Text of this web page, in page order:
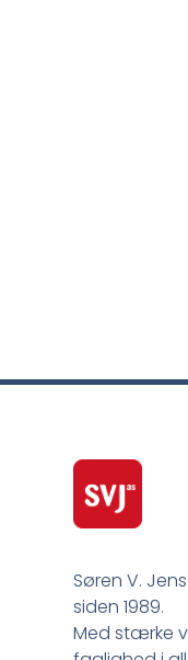
Søren V.
siden 1989.
Med stærke